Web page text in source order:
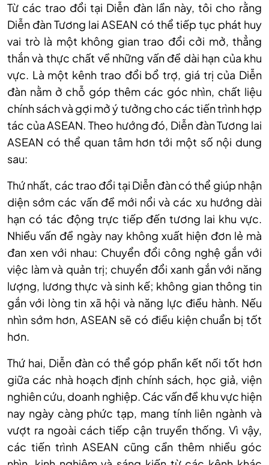
Từ các trao đổi tại Diễn đàn lần này, tôi cho rằng
Diễn đàn Tương lai ASEAN có thể tiếp tục phát huy
vai trò là một không gian trao đổi cởi mở, thẳng
thắn và thực chất về những vấn đề dài hạn của khu
vực. Là một kênh trao đổi bổ trợ, giá trị của Diễn
đàn nằm ở chỗ góp thêm các góc nhìn, chất liệu
chính sách và gợi mở ý tưởng cho các tiến trình hợp
tác của ASEAN. Theo hướng đó, Diễn đàn Tương lai
ASEAN có thể quan tâm hơn tới một số nội dung
sau:
Thứ nhất, các trao đổi tại Diễn đàn có thể giúp nhận
diện sớm các vấn đề mới nổi và các xu hướng dài
hạn có tác động trực tiếp đến tương lai khu vực.
Nhiều vấn đề ngày nay không xuất hiện đơn lẻ mà
đan xen với nhau: Chuyển đổi công nghệ gắn với
việc làm và quản trị; chuyển đổi xanh gắn với năng
lượng, lương thực và sinh kế; không gian thông tin
gắn với lòng tin xã hội và năng lực điều hành. Nếu
nhìn sớm hơn, ASEAN sẽ có điều kiện chuẩn bị tốt
hơn.
Thứ hai, Diễn đàn có thể góp phần kết nối tốt hơn
giữa các nhà hoạch định chính sách, học giả, viện
nghiên cứu, doanh nghiệp. Các vấn đề khu vực hiện
nay ngày càng phức tạp, mang tính liên ngành và
vượt ra ngoài cách tiếp cận truyền thống. Vì vậy,
các tiến trình ASEAN cũng cần thêm nhiều góc